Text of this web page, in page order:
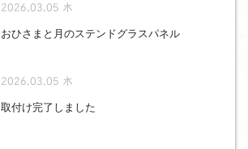
2026.03.05 木
おひさまと月のステンドグラスパネル
2026.03.05 木
取付け完了しました